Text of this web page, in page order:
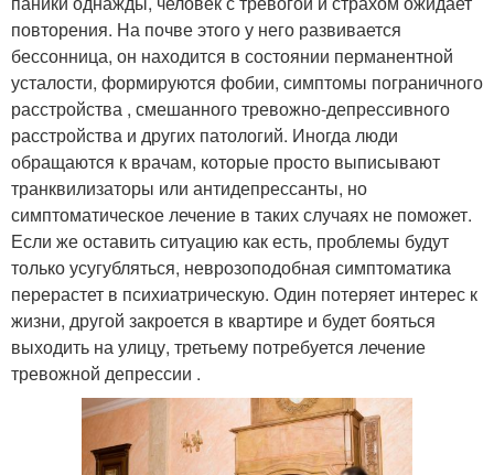
повторения. На почве этого у него развивается
бессонница, он находится в состоянии перманентной
усталости, формируются фобии, симптомы пограничного
расстройства , смешанного тревожно-депрессивного
расстройства и других патологий. Иногда люди
обращаются к врачам, которые просто выписывают
транквилизаторы или антидепрессанты, но
симптоматическое лечение в таких случаях не поможет.
Если же оставить ситуацию как есть, проблемы будут
только усугубляться, неврозоподобная симптоматика
перерастет в психиатрическую. Один потеряет интерес к
жизни, другой закроется в квартире и будет бояться
выходить на улицу, третьему потребуется лечение
тревожной депрессии .